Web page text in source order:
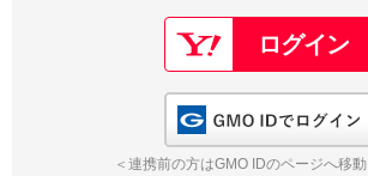
Google
GMO ID
※AmazonはValue Domain Oneのログ
以下でも登録可能
Google
GMO ID
＜連携前の方はGMO IDのページへ移